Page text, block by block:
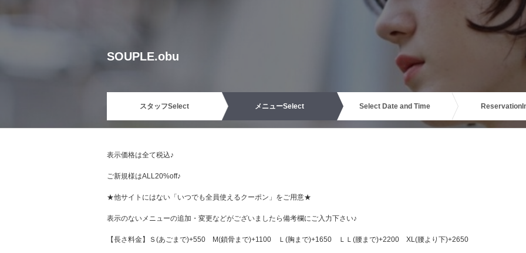
SOUPLE.obu
スタッフSelect メニューSelect Select Date and Time Reservation
表示価格は全て税込♪
ご新規様はALL20%off♪
★他サイトにはない「いつでも全員使えるクーポン」をご用意★
表示のないメニューの追加・変更などがございましたら備考欄にご入力下さい♪
【長さ料金】Ｓ(あごまで)+550 М(鎖骨まで)+1100 Ｌ(胸まで)+1650 ＬＬ(腰まで)+2200 XL(腰より下)+2650